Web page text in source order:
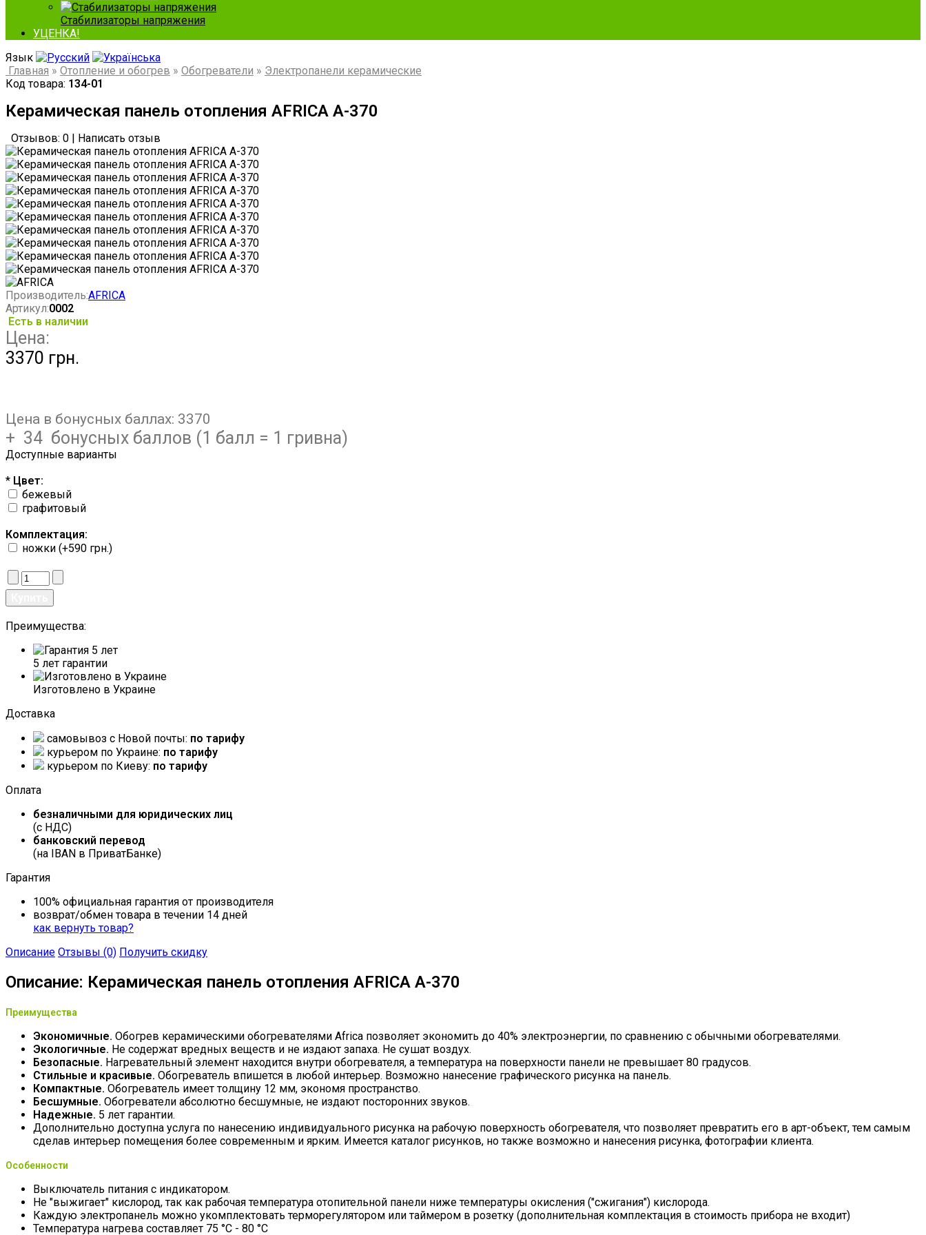
Стабилизаторы напряжения
УЦЕНКА!
Язык
Главная » Отопление и обогрев » Обогреватели » Электропанели керамические
Код товара: 134-01
Керамическая панель отопления AFRICA А-370
Отзывов: 0 Написать отзыв
Производитель:AFRICA
Артикул:0002
Есть в наличии
Цена:
3370 грн.
Цена в бонусных баллах: 3370
+ 34 бонусных баллов (1 балл = 1 гривна)
Доступные варианты
* Цвет:
бежевый
графитовый
Комплектация:
ножки (+590 грн.)
Преимущества:
5 лет гарантии
Изготовлено в Украине
Доставка
самовывоз c Новой почты: по тарифу
курьером по Украине: по тарифу
курьером по Киеву: по тарифу
Оплата
безналичными для юридических лиц
(с НДС)
банковский перевод
(на IBAN в ПриватБанке)
Гарантия
100% официальная гарантия от производителя
возврат/обмен товара в течении 14 дней
как вернуть товар?
Описание Отзывы (0) Получить скидку
Описание: Керамическая панель отопления AFRICA А-370
Преимущества
Экономичные. Обогрев керамическими обогревателями Africa позволяет экономить до 40% электроэнергии, по сравнению с обычными обогревателями.
Экологичные. Не содержат вредных веществ и не издают запаха. Не сушат воздух.
Безопасные. Нагревательный элемент находится внутри обогревателя, а температура на поверхности панели не превышает 80 градусов.
Стильные и красивые. Обогреватель впишется в любой интерьер. Возможно нанесение графического рисунка на панель.
Компактные. Обогреватель имеет толщину 12 мм, экономя пространство.
Бесшумные. Обогреватели абсолютно бесшумные, не издают посторонних звуков.
Надежные. 5 лет гарантии.
Дополнительно доступна услуга по нанесению индивидуального рисунка на рабочую поверхность обогревателя, что позволяет превратить его в арт-объект, тем самым
сделав интерьер помещения более современным и ярким. Имеется каталог рисунков, но также возможно и нанесения рисунка, фотографии клиента.
Особенности
Выключатель питания с индикатором.
Не "выжигает" кислород, так как рабочая температура отопительной панели ниже температуры окисления ("сжигания") кислорода.
Каждую электропанель можно укомплектовать терморегулятором или таймером в розетку (дополнительная комплектация в стоимость прибора не входит)
Температура нагрева составляет 75 °С - 80 °С